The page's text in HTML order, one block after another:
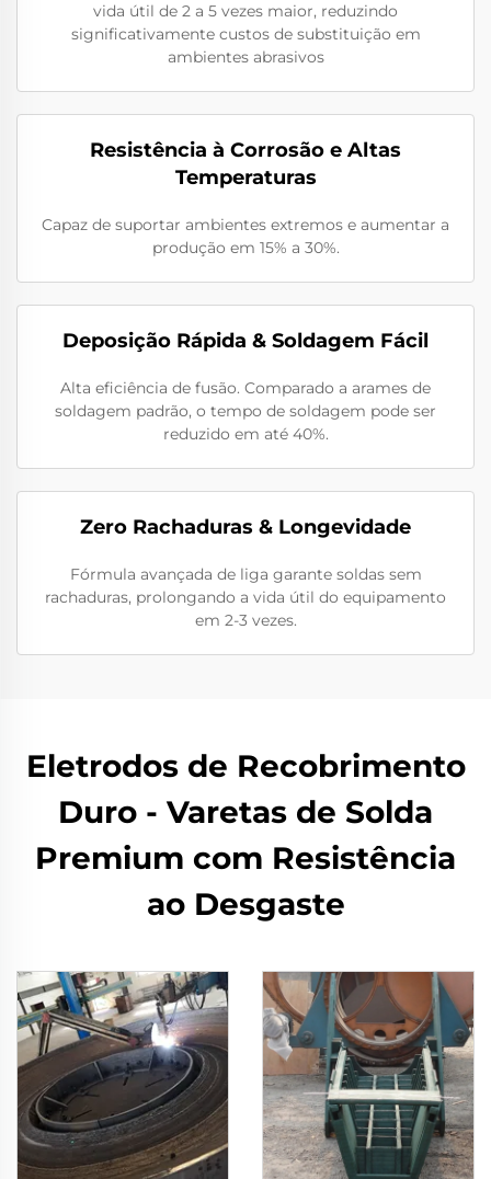
vida útil de 2 a 5 vezes maior, reduzindo
significativamente custos de substituição em
ambientes abrasivos
Resistência à Corrosão e Altas
Temperaturas
Capaz de suportar ambientes extremos e aumentar a
produção em 15% a 30%.
Deposição Rápida & Soldagem Fácil
Alta eficiência de fusão. Comparado a arames de
soldagem padrão, o tempo de soldagem pode ser
reduzido em até 40%.
Zero Rachaduras & Longevidade
Fórmula avançada de liga garante soldas sem
rachaduras, prolongando a vida útil do equipamento
em 2-3 vezes.
Eletrodos de Recobrimento
Duro - Varetas de Solda
Premium com Resistência
ao Desgaste